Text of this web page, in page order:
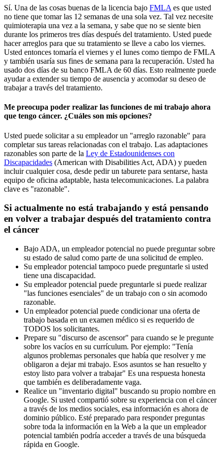
Sí. Una de las cosas buenas de la licencia bajo FMLA es que usted
no tiene que tomar las 12 semanas de una sola vez. Tal vez necesite
quimioterapia una vez a la semana, y sabe que no se siente bien
durante los primeros tres días después del tratamiento. Usted puede
hacer arreglos para que su tratamiento se lleve a cabo los viernes.
Usted entonces tomaría el viernes y el lunes como tiempo de FMLA
y también usaría sus fines de semana para la recuperación. Usted ha
usado dos días de su banco FMLA de 60 días. Esto realmente puede
ayudar a extender su tiempo de ausencia y acomodar su deseo de
trabajar a través del tratamiento.
Me preocupa poder realizar las funciones de mi trabajo ahora
que tengo cáncer. ¿Cuáles son mis opciones?
Usted puede solicitar a su empleador un "arreglo razonable" para
completar sus tareas relacionadas con el trabajo. Las adaptaciones
razonables son parte de la Ley de Estadounidenses con
Discapacidades (American with Disabilities Act, ADA) y pueden
incluir cualquier cosa, desde pedir un taburete para sentarse, hasta
equipo de oficina adaptable, hasta telecomunicaciones. La palabra
clave es "razonable".
Si actualmente no está trabajando y está pensando
en volver a trabajar después del tratamiento contra
el cáncer
Bajo ADA, un empleador potencial no puede preguntar sobre
su estado de salud como parte de una solicitud de empleo.
Su empleador potencial tampoco puede preguntarle si usted
tiene una discapacidad.
Su empleador potencial puede preguntarle si puede realizar
"las funciones esenciales" de un trabajo con o sin acomodo
razonable.
Un empleador potencial puede condicionar una oferta de
trabajo basada en un examen médico si es requerido de
TODOS los solicitantes.
Prepare su "discurso de ascensor" para cuando se le pregunte
sobre los vacíos en su currículum. Por ejemplo: "Tenía
algunos problemas personales que había que resolver y me
obligaron a dejar mi trabajo. Esos asuntos se han resuelto y
estoy listo para volver a trabajar" Es una respuesta honesta
que también es deliberadamente vaga.
Realice un "inventario digital" buscando su propio nombre en
Google. Si usted compartió sobre su experiencia con el cáncer
a través de los medios sociales, esa información es ahora de
dominio público. Esté preparado para responder preguntas
sobre toda la información en la Web a la que un empleador
potencial también podría acceder a través de una búsqueda
rápida en Google.